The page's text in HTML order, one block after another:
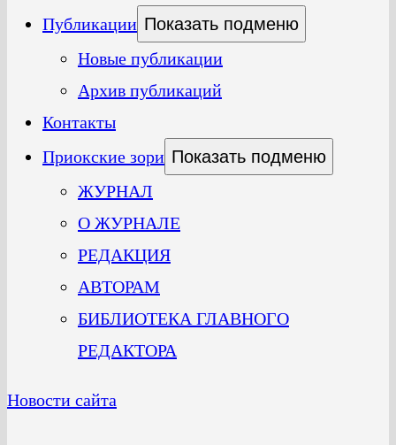
Публикации Показать подменю
Новые публикации
Архив публикаций
Контакты
Приокские зори Показать подменю
ЖУРНАЛ
О ЖУРНАЛЕ
РЕДАКЦИЯ
АВТОРАМ
БИБЛИОТЕКА ГЛАВНОГО
РЕДАКТОРА
Новости сайта